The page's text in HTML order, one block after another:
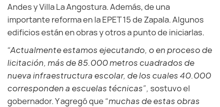
Andes y Villa La Angostura. Además, de una
importante reforma en la EPET 15 de Zapala. Algunos
edificios están en obras y otros a punto de iniciarlas.
“Actualmente estamos ejecutando, o en proceso de
licitación, más de 85.000 metros cuadrados de
nueva infraestructura escolar, de los cuales 40.000
corresponden a escuelas técnicas”, sostuvo el
gobernador. Y agregó que “muchas de estas obras